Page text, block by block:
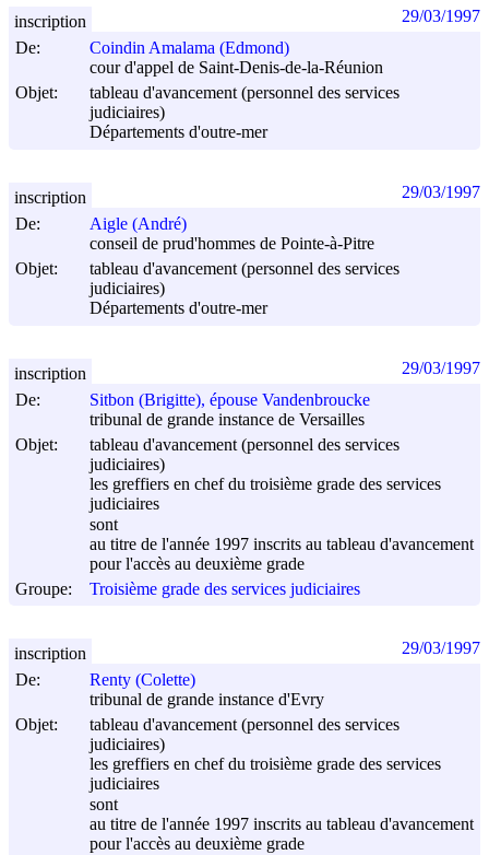
De:
Coindin Amalama (Edmond)
cour d'appel de Saint-Denis-de-la-Réunion
Objet:
tableau d'avancement (personnel des services
judiciaires)
Départements d'outre-mer
inscription 29/03/1997
De:
Aigle (André)
conseil de prud'hommes de Pointe-à-Pitre
Objet:
tableau d'avancement (personnel des services
judiciaires)
Départements d'outre-mer
inscription 29/03/1997
De:
Sitbon (Brigitte), épouse Vandenbroucke
tribunal de grande instance de Versailles
Objet:
tableau d'avancement (personnel des services
judiciaires)
les greffiers en chef du troisième grade des services
judiciaires
sont
au titre de l'année 1997 inscrits au tableau d'avancement
pour l'accès au deuxième grade
Groupe:
Troisième grade des services judiciaires
inscription 29/03/1997
De:
Renty (Colette)
tribunal de grande instance d'Evry
Objet:
tableau d'avancement (personnel des services
judiciaires)
les greffiers en chef du troisième grade des services
judiciaires
sont
au titre de l'année 1997 inscrits au tableau d'avancement
pour l'accès au deuxième grade
inscription 29/03/1997